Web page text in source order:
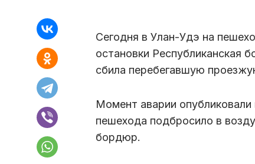
Сегодня в Улан-Удэ на
остановки Республиканская
сбила перебегавшую
Момент аварии
пешехода подбросило в
бордюр.